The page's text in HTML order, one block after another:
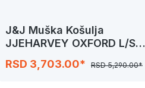
J&J Muška Košulja
JJEHARVEY OXFORD L/S
RSD 3,703.00* RSD 5,290.00*